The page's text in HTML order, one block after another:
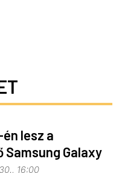
lesz a
Samsung Galaxy
ez várható
16:00